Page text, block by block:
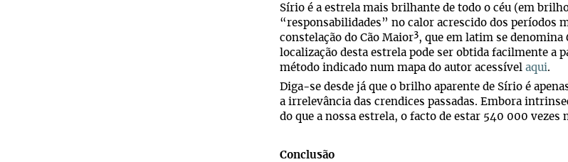
Sírio é a estrela mais brilhante de todo o céu (em
“responsabilidades” no calor acrescido dos períodos
constelação do Cão Maior3, que em latim se denomina
localização desta estrela pode ser obtida facilmente a
método indicado num mapa do autor acessível aqui.
Diga-se desde já que o brilho aparente de Sírio é
a irrelevância das crendices passadas. Embora
do que a nossa estrela, o facto de estar 540 000 vezes
Conclusão